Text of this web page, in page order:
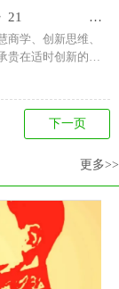
教育！”等重要理
智慧、慧商教育，
在高校进行了大
创诗文传播人类先
新编《药王自然德慧养生歌》21 山林子 自然道德智慧养生
学、创新思维、
在适时创新的宗
神、复兴传统自
慧教育！”等重要理
智慧、慧商教育，
创诗文传播人类先
下一页
更多>>